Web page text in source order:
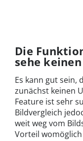
Die
sehe
Es kann gut sein,
zunächst keinen
Feature ist sehr
Bildvergleich
weit weg vom
Vorteil